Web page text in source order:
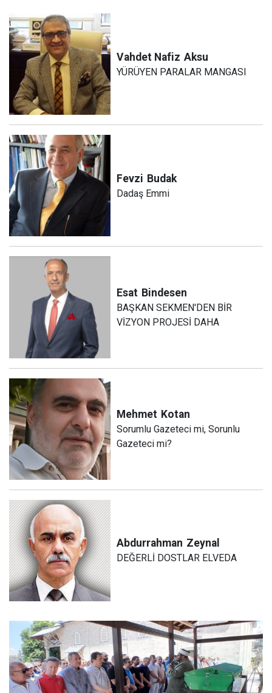
Vahdet Nafiz Aksu
YÜRÜYEN PARALAR MANGASI
Fevzi Budak
Dadaş Emmi
Esat Bindesen
BAŞKAN SEKMEN'DEN BİR
VİZYON PROJESİ DAHA
Mehmet Kotan
Sorumlu Gazeteci mi, Sorunlu
Gazeteci mi?
Abdurrahman Zeynal
DEĞERLİ DOSTLAR ELVEDA